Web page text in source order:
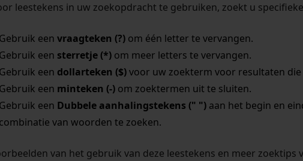
leestekens in uw zoekopdracht te gebruiken, zoekt u
Gebruik een vraagteken (?)om één letter te vervangen.
Gebruik een sterretje (*)om meer letters te vervangen.
Gebruik een dollarteken ($)voor uw zoekterm voor resultaten die
Gebruik een minteken (-)om zoektermen uit te sluiten.
Gebruik een Dubbele aanhalingstekens (" ")aan het begin en
combinatie van woorden te zoeken.
van het gebruik van deze leestekens en meer zoektips